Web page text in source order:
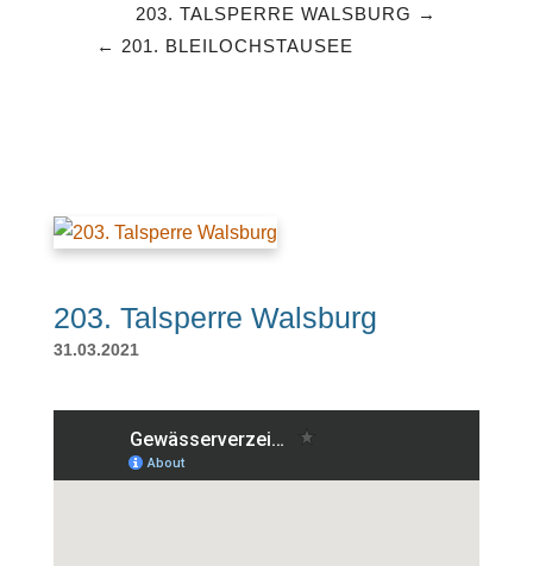
203. TALSPERRE WALSBURG
201. BLEILOCHSTAUSEE
203. Talsperre Walsburg
31.03.2021